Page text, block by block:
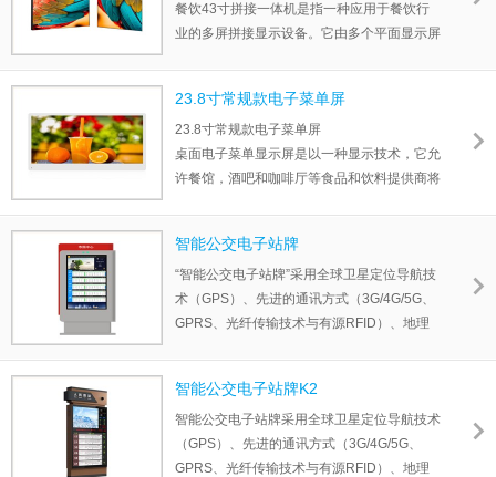
餐饮43寸拼接一体机是指一种应用于餐饮行
业的多屏拼接显示设备。它由多个平面显示屏
23.8寸常规款电子菜单屏
23.8寸常规款电子菜单屏
桌面电子菜单显示屏是以一种显示技术，它允
许餐馆，酒吧和咖啡厅等食品和饮料提供商将
顾客查看和选择他们想要的食物和饮料。
智能公交电子站牌
“智能公交电子站牌”采用全球卫星定位导航技
术（GPS）、先进的通讯方式（3G/4G/5G、
GPRS、光纤传输技术与有源RFID）、地理
乘客提供实时准确的车辆到站预报、多媒体视
频播放、实时视频监控、乘客反馈建议和多种
信息发布服务。
智能公交电子站牌K2
智能公交电子站牌采用全球卫星定位导航技术
（GPS）、先进的通讯方式（3G/4G/5G、
GPRS、光纤传输技术与有源RFID）、地理